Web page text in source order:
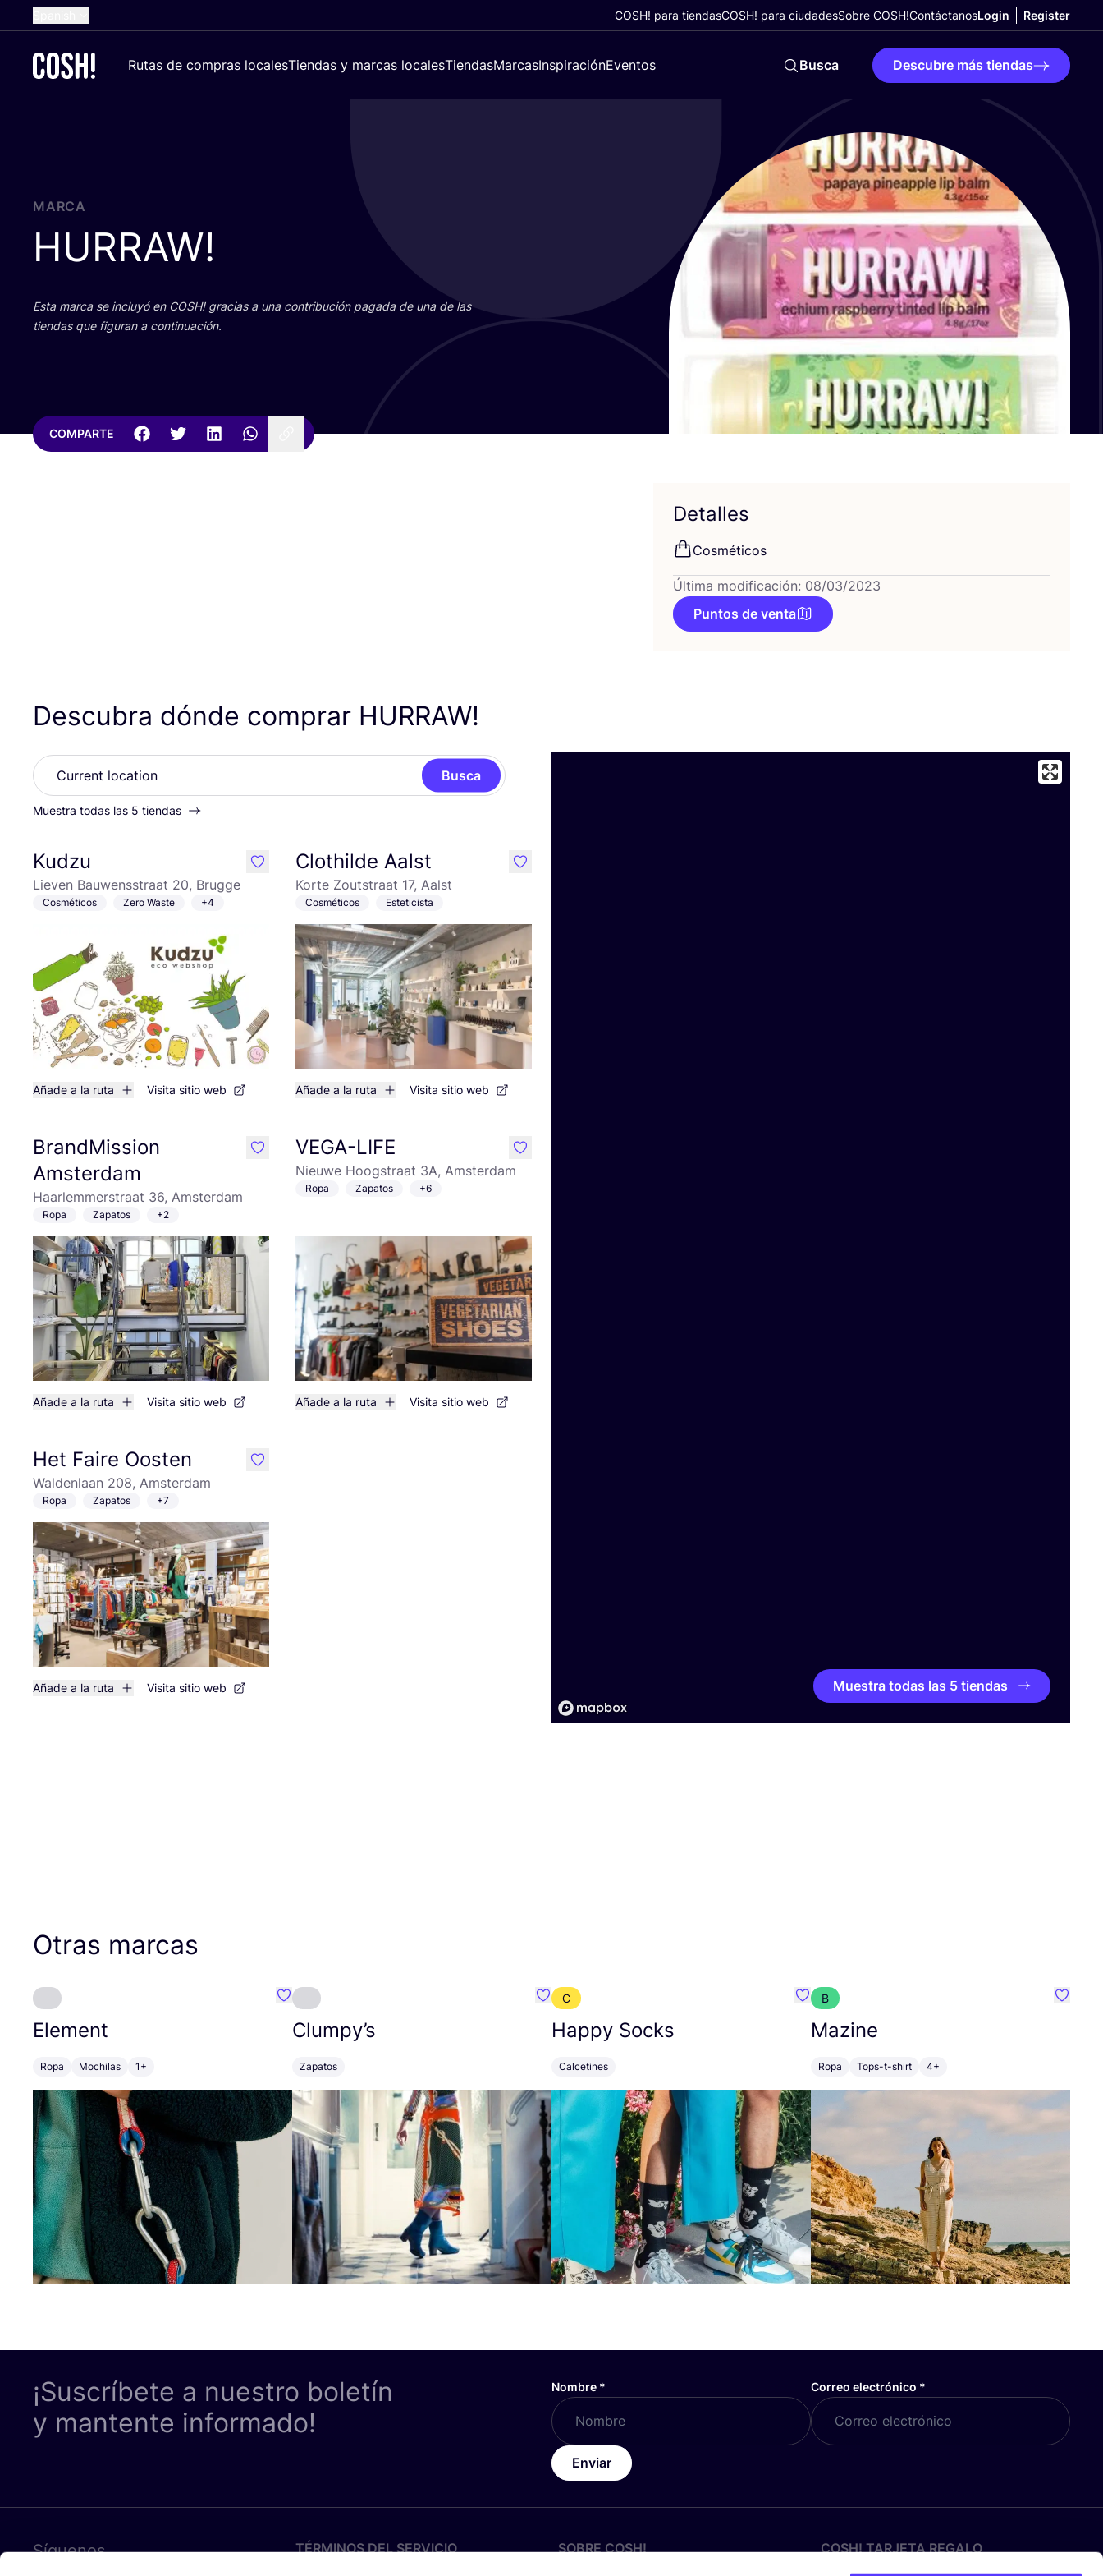
Dutch
COSH! para tiendasCOSH! para ciudadesSobre COSH!ContáctanosLogin Register
Rutas de compras localesTiendas y marcas localesTiendasMarcasInspiraciónEventos Busca Descubre más tiendas
MARCA
HURRAW!
Esta mar­ca se inclu­yó en COSH! gra­cias a una con­tri­bu­ción paga­da de una de las
tien­das que figu­ran a continuación.
COMPARTE
Detalles
Cos­mé­ti­cos
Última modificación: 08/03/2023
Puntos de venta
Descubra dónde comprar HURRAW!
Busca
Muestra todas las 5 tiendas
Kudzu
Lieven Bauwensstraat 20, Brugge
Cosméticos Zero Waste +4
Añade a la ruta Visita sitio web
like Clothilde Aalst
Korte Zoutstraat 17, Aalst
Cosméticos Esteticista
Añade a la ruta Visita sitio web
like
BrandMission
Amsterdam
Haarlemmerstraat 36, Amsterdam
Ropa Zapatos +2
Añade a la ruta Visita sitio web
like VEGA-LIFE
Nieuwe Hoogstraat 3A, Amsterdam
Ropa Zapatos +6
Añade a la ruta Visita sitio web
like
Het Faire Oosten
Waldenlaan 208, Amsterdam
Ropa Zapatos +7
Añade a la ruta Visita sitio web
like
Muestra todas las 5 tiendas
Otras marcas
Element
Ropa Mochilas 1+
Favoritos {nombre}
Clumpy’s
Zapatos
Favoritos {nombre}
C
Happy Socks
Calcetines
Favoritos {nombre}
B
Mazine
Ropa Tops-t-shirt 4+
¡Suscríbete a nuestro boletín
y mantente informado!
Nombre * Correo electrónico *
Enviar
Síguenos
TÉRMINOS DEL SERVICIO
SOBRECOSH!
COSH! TARJETA REGALO